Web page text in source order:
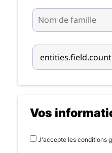
Vos
J'accepte les conditions